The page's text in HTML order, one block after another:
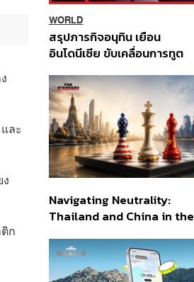
ละ
ก
WORLD
สรุปภารกิจอนุทิน เยือน
อินโดนีเซีย ขับเคลื่อนการทูต
ส่วนยุทธศาสตร์ไทย –
อินโดนีเซีย
Navigating Neutrality:
Thailand and China in the
Order